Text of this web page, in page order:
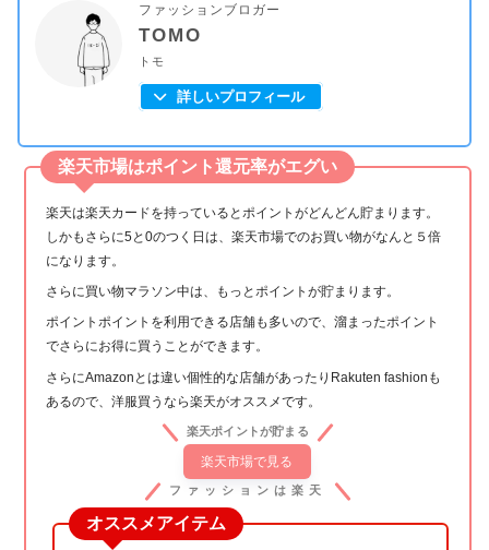
ファッションブロガー
TOMO
トモ
詳しいプロフィール
楽天市場はポイント還元率がエグい
楽天は楽天カードを持っているとポイントがどんどん貯まります。
しかもさらに5と0のつく日は、楽天市場でのお買い物がなんと５倍
になります。
さらに買い物マラソン中は、もっとポイントが貯まります。
ポイントポイントを利用できる店舗も多いので、溜まったポイント
でさらにお得に買うことができます。
さらにAmazonとは違い個性的な店舗があったりRakuten fashionも
あるので、洋服買うなら楽天がオススメです。
楽天ポイントが貯まる
楽天市場で見る
ファッションは楽天
オススメアイテム